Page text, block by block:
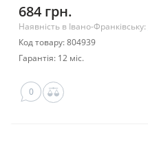
684 грн.
Наявність в Івано-Франківську:
Код товару: 804939
Гарантія: 12 міс.
0